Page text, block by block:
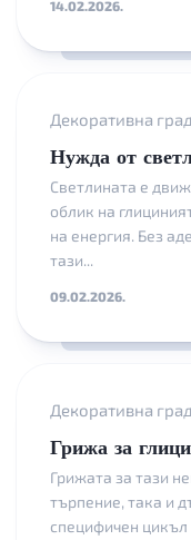
14.02.2026.
Декоративна
Нужда от
Светлината е
облик на
на енергия. Без
тази...
09.02.2026.
Декоративна
Грижа за
Грижата за тази
търпение, така и
специфичен цикъл